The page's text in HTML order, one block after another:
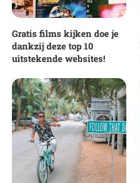
Gratis films kijken doe je
dankzij deze top 10
uitstekende websites!